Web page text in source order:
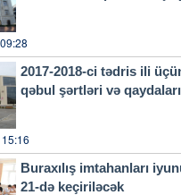
2017-2018-ci tədris ili
qəbul şərtləri və
Buraxılış imtahanları
21-də keçiriləcək